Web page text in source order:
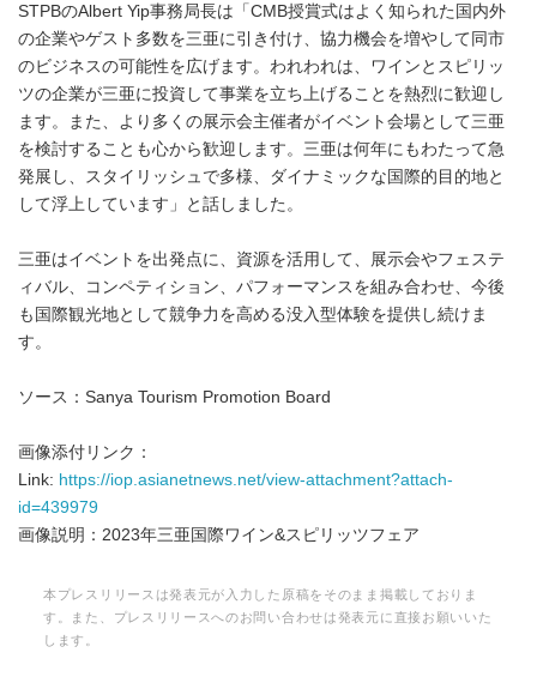
STPBのAlbert Yip事務局長は「CMB授賞式はよく知られた国内外
の企業やゲスト多数を三亜に引き付け、協力機会を増やして同市
のビジネスの可能性を広げます。われわれは、ワインとスピリッ
ツの企業が三亜に投資して事業を立ち上げることを熱烈に歓迎し
ます。また、より多くの展示会主催者がイベント会場として三亜
を検討することも心から歓迎します。三亜は何年にもわたって急
発展し、スタイリッシュで多様、ダイナミックな国際的目的地と
して浮上しています」と話しました。
三亜はイベントを出発点に、資源を活用して、展示会やフェステ
ィバル、コンペティション、パフォーマンスを組み合わせ、今後
も国際観光地として競争力を高める没入型体験を提供し続けま
す。
ソース：Sanya Tourism Promotion Board
画像添付リンク：
Link: https://iop.asianetnews.net/view-attachment?attach-
id=439979
画像説明：2023年三亜国際ワイン&スピリッツフェア
本プレスリリースは発表元が入力した原稿をそのまま掲載しておりま
す。また、プレスリリースへのお問い合わせは発表元に直接お願いいた
します。